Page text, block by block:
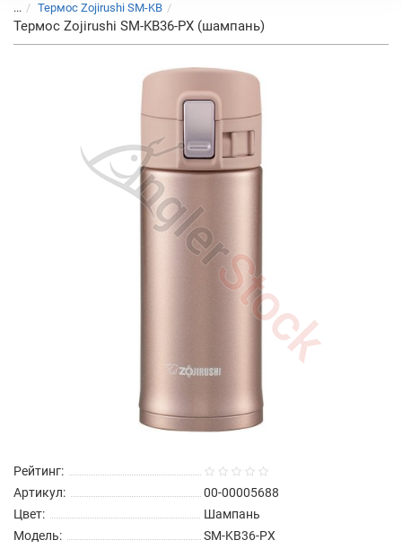
... Термос Zojirushi SM-KB
Термос Zojirushi SM-KB36-PX (шампань)
Рейтинг:
Артикул:
00-00005688
Цвет:
Шампань
Модель:
SM-KB36-PX